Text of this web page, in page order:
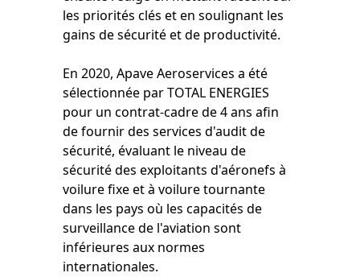
les priorités clés et en soulignant les
gains de sécurité et de productivité.
En 2020, Apave Aeroservices a été
sélectionnée par TOTAL ENERGIES
pour un contrat-cadre de 4 ans afin
de fournir des services d'audit de
sécurité, évaluant le niveau de
sécurité des exploitants d'aéronefs à
voilure fixe et à voilure tournante
dans les pays où les capacités de
surveillance de l'aviation sont
inférieures aux normes
internationales.